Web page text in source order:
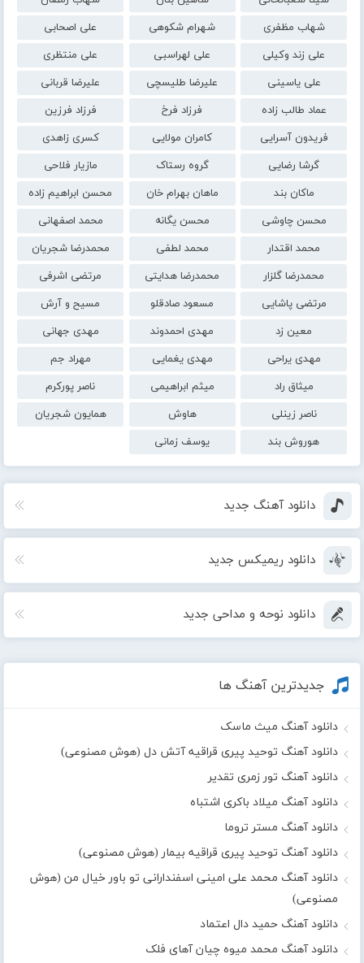
شهاب مظفری
شهرام شکوهی
علی اصحابی
علی زند وکیلی
علی لهراسبی
علی منتظری
علی یاسینی
علیرضا طلیسچی
علیرضا قربانی
عماد طالب زاده
فرزاد فرخ
فرزاد فرزین
فریدون آسرایی
کامران مولایی
کسری زاهدی
گرشا رضایی
گروه رستاک
مازیار فلاحی
ماکان بند
ماهان بهرام خان
محسن ابراهیم زاده
محسن چاوشی
محسن یگانه
محمد اصفهانی
محمد اقتدار
محمد لطفی
محمدرضا شجریان
محمدرضا گلزار
محمدرضا هدایتی
مرتضی اشرفی
مرتضی پاشایی
مسعود صادقلو
مسیح و آرش
معین زد
مهدی احمدوند
مهدی جهانی
مهدی یراحی
مهدی یغمایی
مهراد جم
میثاق راد
میثم ابراهیمی
ناصر پورکرم
ناصر زینلی
هاوش
همایون شجریان
هوروش بند
یوسف زمانی
دانلود آهنگ جدید
دانلود ریمیکس جدید
دانلود نوحه و مداحی جدید
جدیدترین آهنگ ها
دانلود آهنگ میث ماسک
دانلود آهنگ توحید پیری قراقیه آتش دل (هوش مصنوعی)
دانلود آهنگ تور زمری تقدیر
دانلود آهنگ میلاد باکری اشتباه
دانلود آهنگ مستر تروما
دانلود آهنگ توحید پیری قراقیه بیمار (هوش مصنوعی)
دانلود آهنگ محمد علی امینی اسفندارانی تو باور خیال من (هوش
مصنوعی)
دانلود آهنگ حمید دال اعتماد
دانلود آهنگ محمد میوه چیان آهای فلک